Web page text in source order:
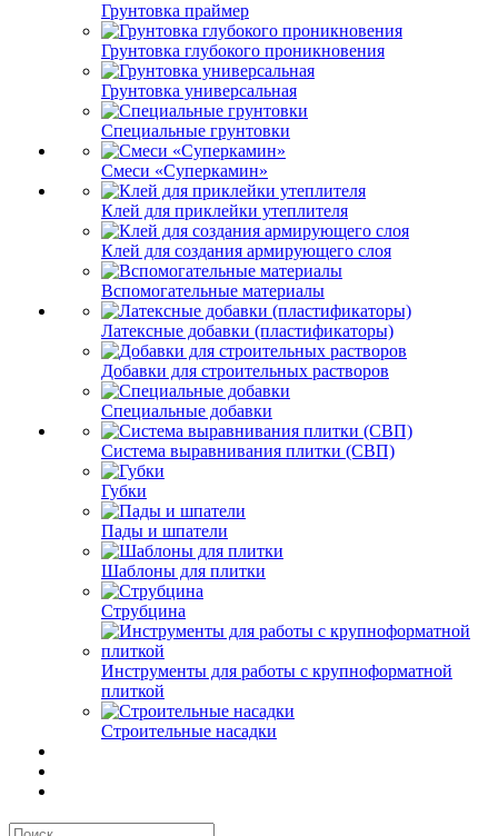
Грунтовка праймер
Грунтовка глубокого проникновения
Грунтовка универсальная
Специальные грунтовки
Смеси «Суперкамин»
Клей для приклейки утеплителя
Клей для создания армирующего слоя
Вспомогательные материалы
Латексные добавки (пластификаторы)
Добавки для строительных растворов
Специальные добавки
Система выравнивания плитки (СВП)
Губки
Пады и шпатели
Шаблоны для плитки
Струбцина
Инструменты для работы с крупноформатной
плиткой
Строительные насадки